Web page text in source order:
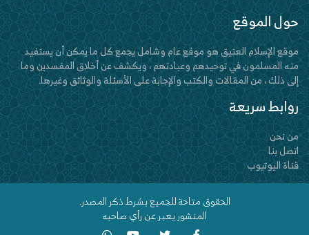
حول الموقع
موقع الإسلام العتيق هو موقع عام وشامل يجمع كل ما يمكن أن يستفيد
منه المسلمون في توحيدهم وعبادتهم ، ويكشف عن أخلاق المفسدين وما
إلى ذلك ، من المقالات والكتب والإجابة على الأسئلة والوثائق وغيرها.
روابط سريعة
من نحن
اتصل بنا
قناة اليوتيوب
الحقوق متاحة للجميع بشرط ذكر المصدر.
المنشور يعبر عن رأي صاحبه